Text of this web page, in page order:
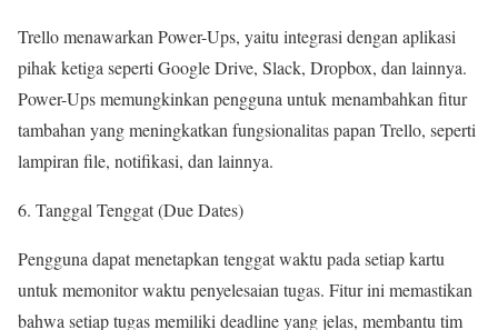
Trello menawarkan Power-Ups, yaitu integrasi dengan aplikasi
pihak ketiga seperti Google Drive, Slack, Dropbox, dan lainnya.
Power-Ups memungkinkan pengguna untuk menambahkan fitur
tambahan yang meningkatkan fungsionalitas papan Trello, seperti
lampiran file, notifikasi, dan lainnya.
Tanggal Tenggat (Due Dates)
Pengguna dapat menetapkan tenggat waktu pada setiap kartu
untuk memonitor waktu penyelesaian tugas. Fitur ini memastikan
bahwa setiap tugas memiliki deadline yang jelas, membantu tim